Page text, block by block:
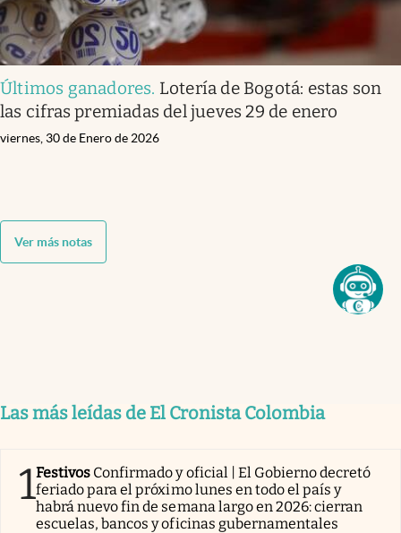
Últimos ganadores. Lotería de Bogotá: estas son
las cifras premiadas del jueves 29 de enero
viernes, 30 de Enero de 2026
Ver más notas
Las más leídas de El Cronista Colombia
1Festivos Confirmado y oficial | El Gobierno decretó
feriado para el próximo lunes en todo el país y
habrá nuevo fin de semana largo en 2026: cierran
escuelas, bancos y oficinas gubernamentales